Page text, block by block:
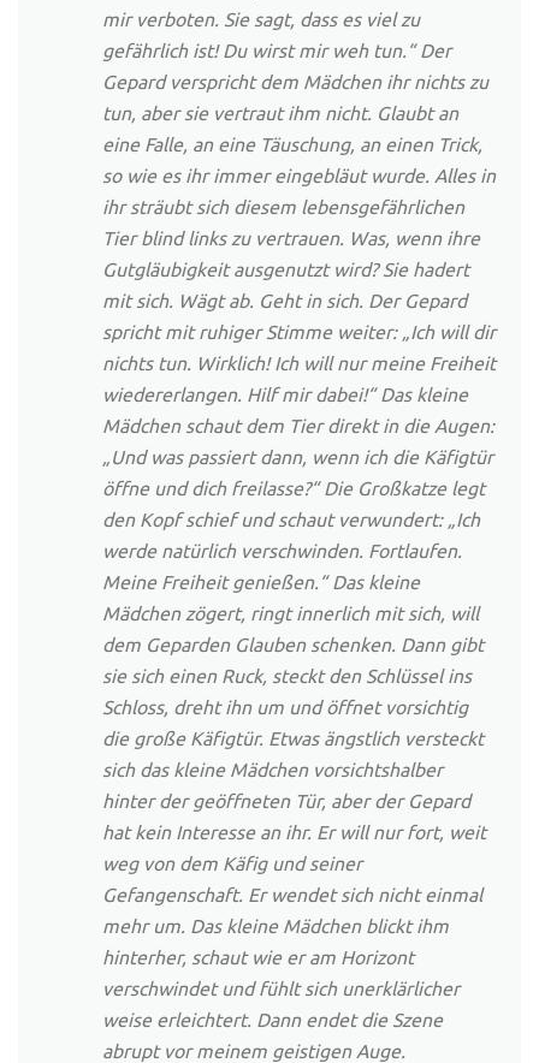
mir verboten. Sie sagt, dass es viel zu
gefährlich ist! Du wirst mir weh tun.“ Der
Gepard verspricht dem Mädchen ihr nichts zu
tun, aber sie vertraut ihm nicht. Glaubt an
eine Falle, an eine Täuschung, an einen Trick,
so wie es ihr immer eingebläut wurde. Alles in
ihr sträubt sich diesem lebensgefährlichen
Tier blind links zu vertrauen. Was, wenn ihre
Gutgläubigkeit ausgenutzt wird? Sie hadert
mit sich. Wägt ab. Geht in sich. Der Gepard
spricht mit ruhiger Stimme weiter: „Ich will dir
nichts tun. Wirklich! Ich will nur meine Freiheit
wiedererlangen. Hilf mir dabei!“ Das kleine
Mädchen schaut dem Tier direkt in die Augen:
„Und was passiert dann, wenn ich die Käfigtür
öffne und dich freilasse?“ Die Großkatze legt
den Kopf schief und schaut verwundert: „Ich
werde natürlich verschwinden. Fortlaufen.
Meine Freiheit genießen.“ Das kleine
Mädchen zögert, ringt innerlich mit sich, will
dem Geparden Glauben schenken. Dann gibt
sie sich einen Ruck, steckt den Schlüssel ins
Schloss, dreht ihn um und öffnet vorsichtig
die große Käfigtür. Etwas ängstlich versteckt
sich das kleine Mädchen vorsichtshalber
hinter der geöffneten Tür, aber der Gepard
hat kein Interesse an ihr. Er will nur fort, weit
weg von dem Käfig und seiner
Gefangenschaft. Er wendet sich nicht einmal
mehr um. Das kleine Mädchen blickt ihm
hinterher, schaut wie er am Horizont
verschwindet und fühlt sich unerklärlicher
weise erleichtert. Dann endet die Szene
abrupt vor meinem geistigen Auge.